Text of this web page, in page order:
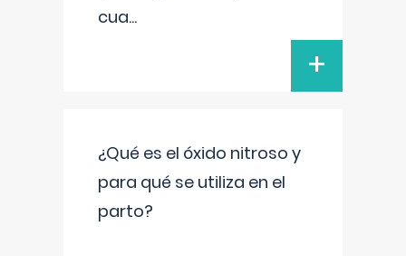
cua...
+
¿Qué es el óxido nitroso y
para qué se utiliza en el
parto?